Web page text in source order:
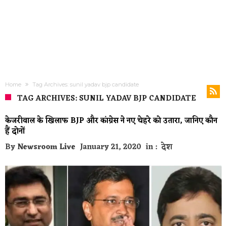
Home Tag Archives: sunil yadav bjp candidate
TAG ARCHIVES: SUNIL YADAV BJP CANDIDATE
केजरीवाल के खिलाफ BJP और कांग्रेस ने नए चेहरे को उतारा, जानिए कौन
हैं दोनों
ByNewsroom Live January 21, 2020 in : देश